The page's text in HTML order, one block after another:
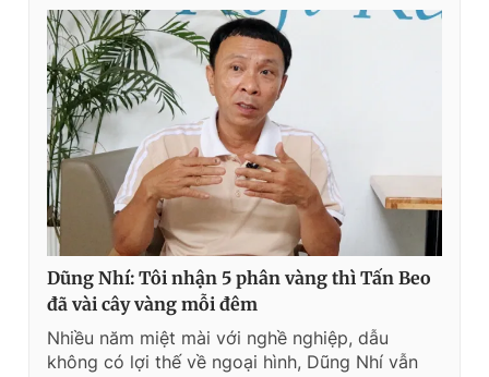
Dũng Nhí: Tôi nhận 5 phân vàng thì Tấn Beo
đã vài cây vàng mỗi đêm
Nhiều năm miệt mài với nghề nghiệp, dẫu
không có lợi thế về ngoại hình, Dũng Nhí vẫn